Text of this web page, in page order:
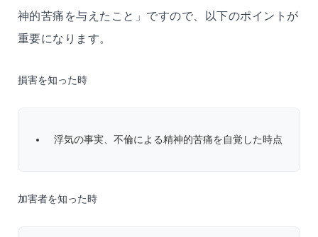
神的苦痛を与えたこと」ですので、以下のポイントが
重要になります。
損害を知った時
浮気の事実、不倫による精神的苦痛を自覚した時点
加害者を知った時